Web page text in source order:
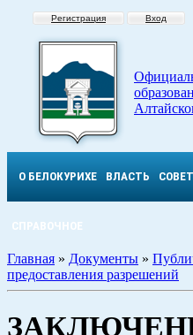
Регистрация Вход
О БЕЛОКУРИХЕ ВЛАСТЬ
СПРАВОЧНОЕ
Главная » Документы »
предоставления разрешений